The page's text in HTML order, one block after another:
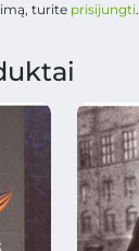
turite prisijungti.